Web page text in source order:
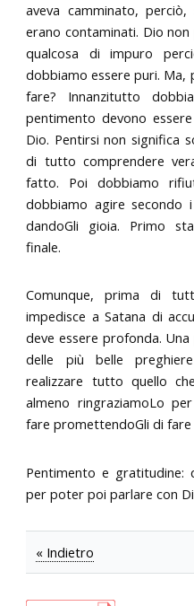
aveva camminato,
erano contaminati. Dio
qualcosa di impuro
dobbiamo essere puri.
fare? Innanzitutto
pentimento devono
Dio. Pentirsi non significa
di tutto comprendere
fatto. Poi dobbiamo
dobbiamo agire secondo
dandoGli gioia. Primo
finale.
Comunque, prima di
impedisce a Satana di
deve essere profonda.
delle più belle
realizzare tutto quello
almeno ringraziamoLo
fare promettendoGli di
Pentimento e gratitudine:
per poter poi parlare con
« Indietro